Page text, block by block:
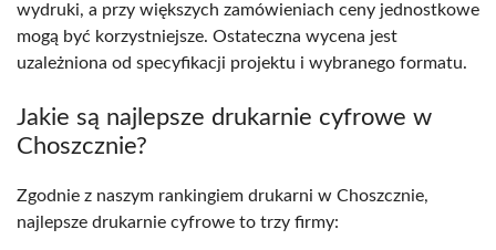
wydruki, a przy większych zamówieniach ceny jednostkowe
mogą być korzystniejsze. Ostateczna wycena jest
uzależniona od specyfikacji projektu i wybranego formatu.
Jakie są najlepsze drukarnie cyfrowe w
Choszcznie?
Zgodnie z naszym rankingiem drukarni w Choszcznie,
najlepsze drukarnie cyfrowe to trzy firmy: